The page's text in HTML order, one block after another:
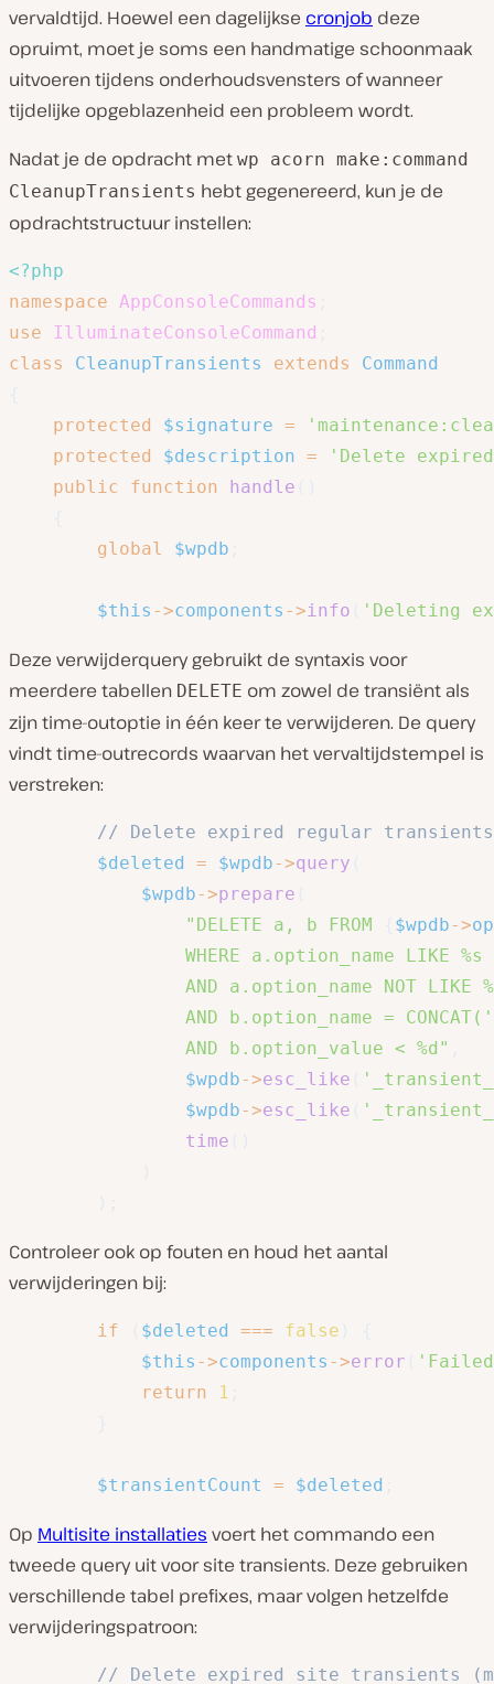
vervaldtijd. Hoewel een dagelijkse cronjob deze
opruimt, moet je soms een handmatige schoonmaak
uitvoeren tijdens onderhoudsvensters of wanneer
tijdelijke opgeblazenheid een probleem wordt.
Nadat je de opdracht met wp acorn make:command
CleanupTransients hebt gegenereerd, kun je de
opdrachtstructuur instellen:
<?php
namespace AppConsoleCommands
use
IlluminateConsoleCommand
class
CleanupTransients extends
Command
protected
$signature =
protected
$description =
'Delete
public
function handle
global
$wpdb
$this ->components ->info 'Deleting
Deze verwijderquery gebruikt de syntaxis voor
meerdere tabellen DELETE om zowel de transiënt als
zijn time-outoptie in één keer te verwijderen. De query
vindt time-outrecords waarvan het vervaltijdstempel is
verstreken:
// Delete expired regular transients
$deleted
= $wpdb->query
$wpdb->prepare
"DELETE a, b FROM
$wpdb->
                WHERE a.option_name LIKE %s
AND a.option_name NOT LIKE
AND b.option_name =
                AND b.option_value < %d"
$wpdb->esc_like
$wpdb->esc_like
time
Controleer ook op fouten en houd het aantal
verwijderingen bij:
if $deleted === false
$this ->components ->error
return
1
$transientCount = $deleted
Op Multisite installaties voert het commando een
tweede query uit voor site transients. Deze gebruiken
verschillende tabel prefixes, maar volgen hetzelfde
verwijderingspatroon:
// Delete expired site transients